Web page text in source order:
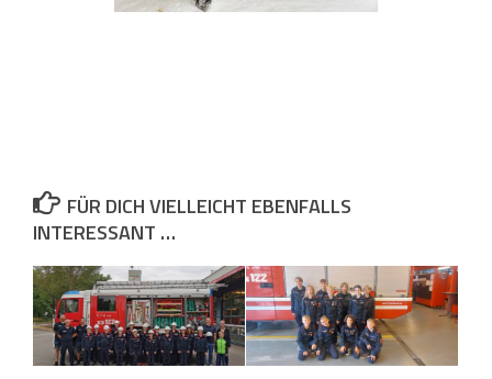
FÜR DICH VIELLEICHT EBENFALLS
INTERESSANT …